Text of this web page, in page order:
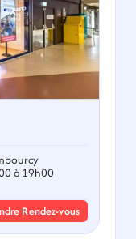
à 19h00
Rendez-vous